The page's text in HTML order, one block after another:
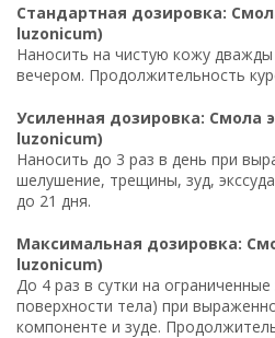
Стандартная дозировка:
luzonicum)
Наносить на чистую кожу
вечером. Продолжительность
Усиленная дозировка: Смола
luzonicum)
Наносить до 3 раз в день при
шелушение, трещины, зуд,
до 21 дня.
Максимальная дозировка:
luzonicum)
До 4 раз в сутки на
поверхности тела) при
компоненте и зуде.